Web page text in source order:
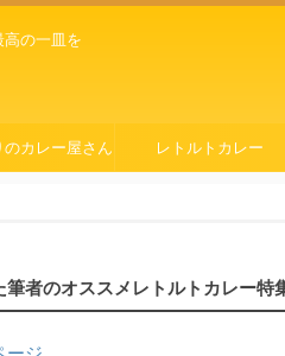
の一皿を
のカレー屋さん レトルトカレー
者のオススメレトルトカレー特